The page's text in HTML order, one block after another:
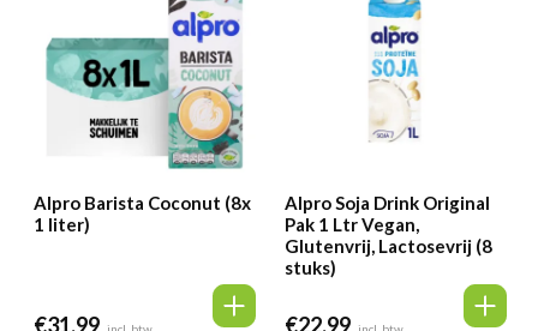
Alpro Barista Coconut (8x
1 liter)
€31,99
Alpro Soja Drink Original
Pak 1 Ltr Vegan,
Glutenvrij, Lactosevrij (8
stuks)
€22,99